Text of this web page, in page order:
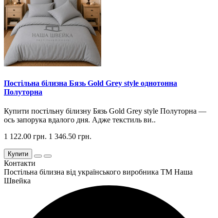
Постільна білизна Бязь Gold Grey style однотонна
Полуторна
Купити постільну білизну Бязь Gold Grey style Полуторна —
ось запорука вдалого дня. Адже текстиль ви..
1 122.00 грн. 1 346.50 грн.
Купити
Контакти
Постільна білизна від українського виробника ТМ Наша
Швейка